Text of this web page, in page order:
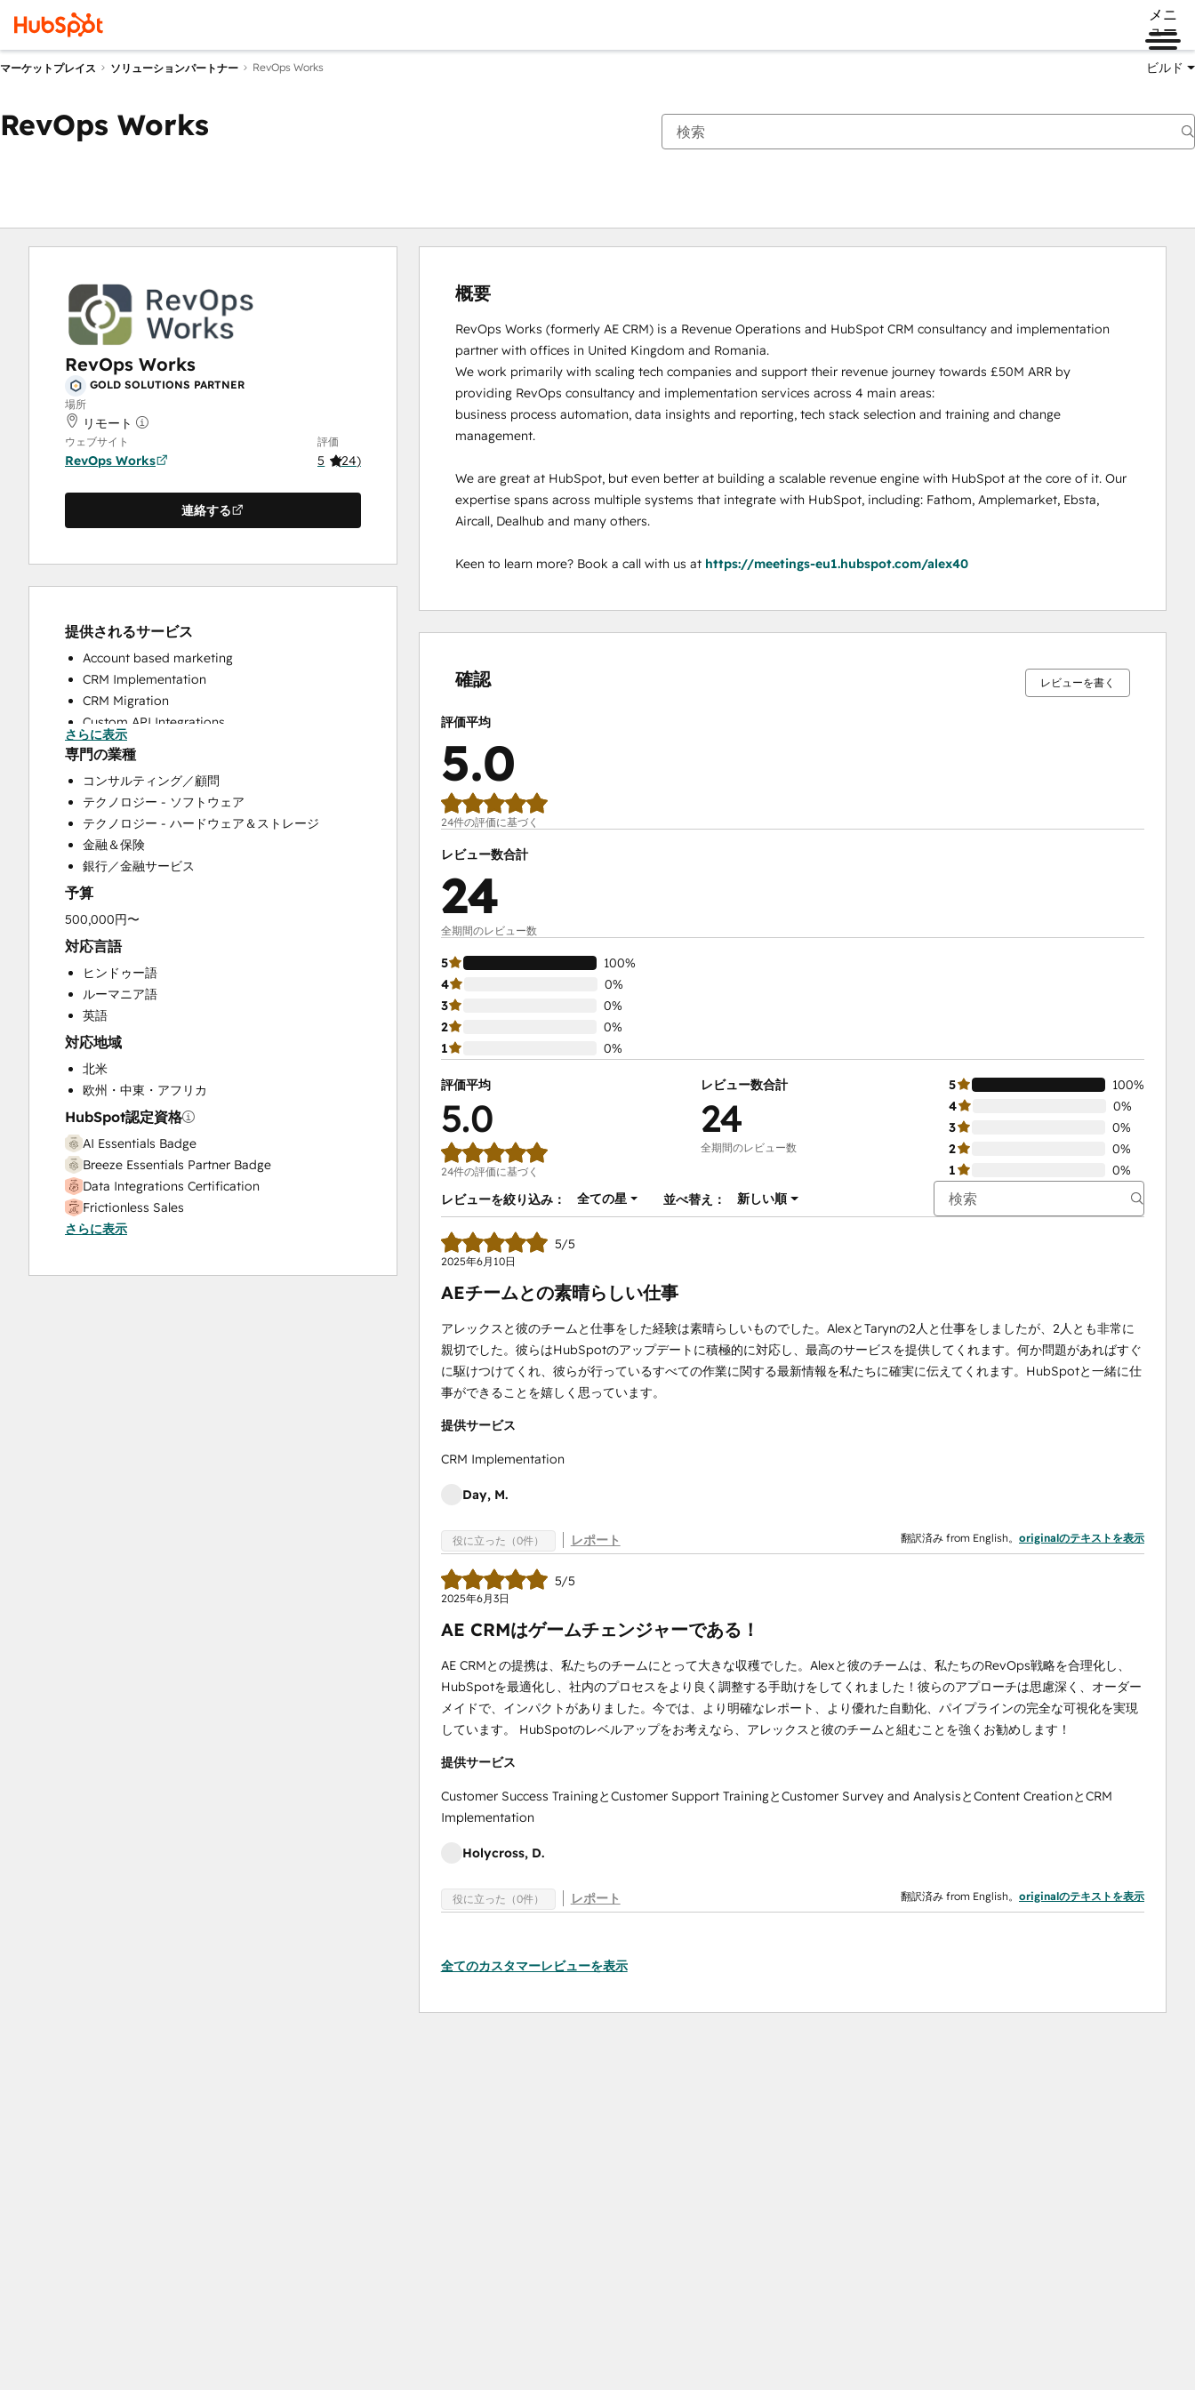
メニ
ュー
マーケットプレイス ソリューションパートナー RevOps Works ビルド
RevOps Works
RevOps Works
GOLD SOLUTIONS PARTNER
場所
リモート
ウェブサイト
RevOps Works
評価
5 (24)
連絡する
提供されるサービス
Account based marketing
CRM Implementation
CRM Migration
Custom API Integrations
Customer Marketing
Customer Success Training
Customer Support Training
Customer Survey and Analysis
Email Marketing
Full Inbound Marketing Services
Help Desk Implementation
HubSpot Onboarding
Knowledge Base Development
Marketing Hub Enterprise Onboarding
Marketing Hub Professional Onboarding
Programmable Automation
Sales and Marketing Alignment
Sales Coaching and Training
Sales Enablement
Sales Hub Enterprise Onboarding
Sales Hub Professional Onboarding
Service Hub Enterprise Onboarding
Service Hub Professional Onboarding
さらに表示
専門の業種
コンサルティング／顧問
テクノロジー - ソフトウェア
テクノロジー - ハードウェア＆ストレージ
金融＆保険
銀行／金融サービス
予算
500,000円〜
対応言語
ヒンドゥー語
ルーマニア語
英語
対応地域
北米
欧州・中東・アフリカ
HubSpot認定資格
AI Essentials Badge
Breeze Essentials Partner Badge
Data Integrations Certification
Frictionless Sales
HubSpot Sales Hub Software Certification
Inbound
さらに表示
概要
RevOps Works (formerly AE CRM) is a Revenue Operations and HubSpot CRM consultancy and implementation
partner with offices in United Kingdom and Romania.
We work primarily with scaling tech companies and support their revenue journey towards £50M ARR by
providing RevOps consultancy and implementation services across 4 main areas:
business process automation, data insights and reporting, tech stack selection and training and change
management.
We are great at HubSpot, but even better at building a scalable revenue engine with HubSpot at the core of it. Our
expertise spans across multiple systems that integrate with HubSpot, including: Fathom, Amplemarket, Ebsta,
Aircall, Dealhub and many others.
Keen to learn more? Book a call with us at https://meetings-eu1.hubspot.com/alex40
確認 レビューを書く
評価平均
5.0
24件の評価に基づく
レビュー数合計
24
全期間のレビュー数
5
100%
4
了
0%
3
了
0%
2
了
0%
1
了
0%
評価平均
5.0
24件の評価に基づく
レビュー数合計
24
全期間のレビュー数
5
了
100%
4
0%
3
0%
2
0%
1
0%
レビューを絞り込み：
全ての星 並べ替え： 新しい順
5/5
2025年6月10日
AEチームとの素晴らしい仕事
アレックスと彼のチームと仕事をした経験は素晴らしいものでした。AlexとTarynの2人と仕事をしましたが、2人とも非常に
親切でした。彼らはHubSpotのアップデートに積極的に対応し、最高のサービスを提供してくれます。何か問題があればすぐ
に駆けつけてくれ、彼らが行っているすべての作業に関する最新情報を私たちに確実に伝えてくれます。HubSpotと一緒に仕
事ができることを嬉しく思っています。
提供サービス
CRM Implementation
Day, M.
役に立った（0件） レポート 翻訳済み from English。 originalのテキストを表示
5/5
2025年6月3日
AE CRMはゲームチェンジャーである！
AE CRMとの提携は、私たちのチームにとって大きな収穫でした。Alexと彼のチームは、私たちのRevOps戦略を合理化し、
HubSpotを最適化し、社内のプロセスをより良く調整する手助けをしてくれました！彼らのアプローチは思慮深く、オーダー
メイドで、インパクトがありました。今では、より明確なレポート、より優れた自動化、パイプラインの完全な可視化を実現
しています。 HubSpotのレベルアップをお考えなら、アレックスと彼のチームと組むことを強くお勧めします！
提供サービス
Customer Success TrainingとCustomer Support TrainingとCustomer Survey and AnalysisとContent CreationとCRM
Implementation
Holycross, D.
役に立った（0件） レポート 翻訳済み from English。 originalのテキストを表示
全てのカスタマーレビューを表示